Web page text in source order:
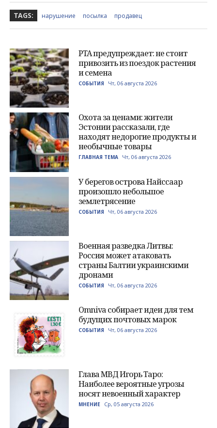
TAGS: нарушение посылка продавец
PTA предупреждает: не стоит
привозить из поездок растения
и семена
СОБЫТИЯ Чт, 06 августа 2026
Охота за ценами: жители
Эстонии рассказали, где
находят недорогие продукты и
необычные товары
ГЛАВНАЯ ТЕМА Чт, 06 августа 2026
У берегов острова Найссаар
произошло небольшое
землетрясение
СОБЫТИЯ Чт, 06 августа 2026
Военная разведка Литвы:
Россия может атаковать
страны Балтии украинскими
дронами
СОБЫТИЯ Чт, 06 августа 2026
Omniva собирает идеи для тем
будущих почтовых марок
СОБЫТИЯ Чт, 06 августа 2026
Глава МВД Игорь Таро:
Наиболее вероятные угрозы
носят невоенный характер
МНЕНИЕ Ср, 05 августа 2026